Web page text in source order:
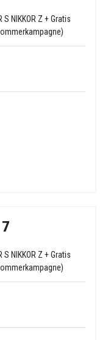
NIKKOR Z + Gratis
NIKKOR Z + Gratis